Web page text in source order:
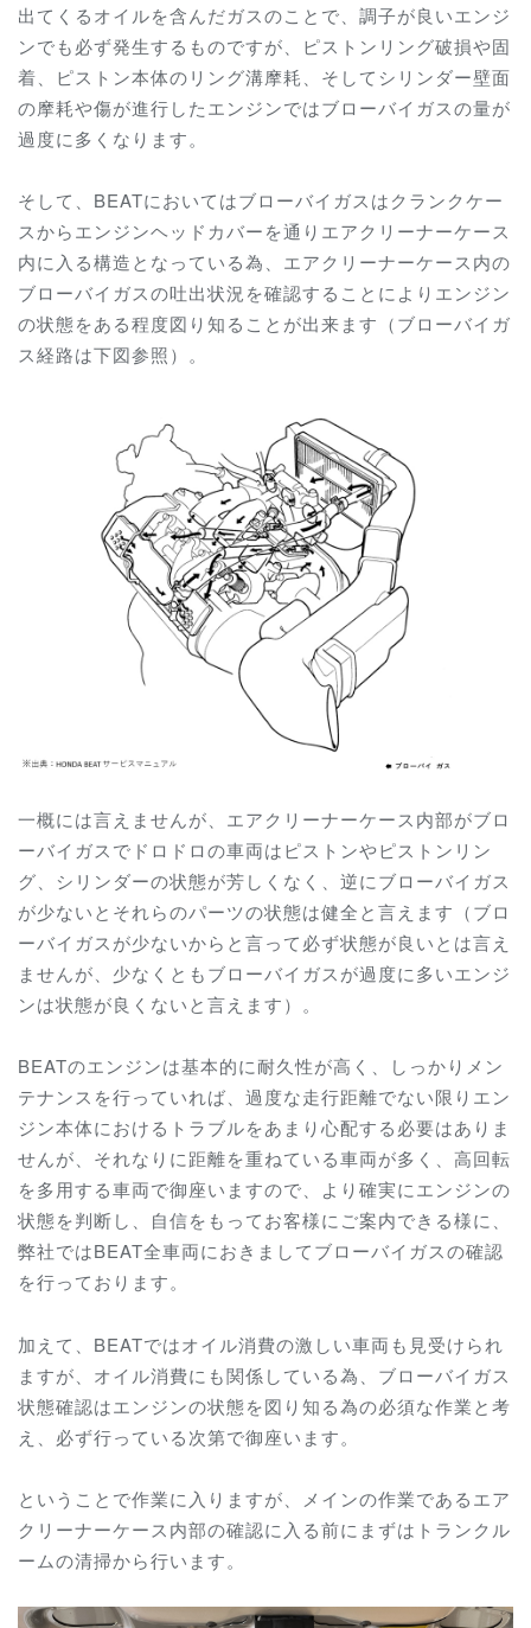
出てくるオイルを含んだガスのことで、調子が良いエンジ
ンでも必ず発生するものですが、ピストンリング破損や固
着、ピストン本体のリング溝摩耗、そしてシリンダー壁面
の摩耗や傷が進行したエンジンではブローバイガスの量が
過度に多くなります。
そして、BEATにおいてはブローバイガスはクランクケー
スからエンジンヘッドカバーを通りエアクリーナーケース
内に入る構造となっている為、エアクリーナーケース内の
ブローバイガスの吐出状況を確認することによりエンジン
の状態をある程度図り知ることが出来ます（ブローバイガ
ス経路は下図参照）。
一概には言えませんが、エアクリーナーケース内部がブロ
ーバイガスでドロドロの車両はピストンやピストンリン
グ、シリンダーの状態が芳しくなく、逆にブローバイガス
が少ないとそれらのパーツの状態は健全と言えます（ブロ
ーバイガスが少ないからと言って必ず状態が良いとは言え
ませんが、少なくともブローバイガスが過度に多いエンジ
ンは状態が良くないと言えます）。
BEATのエンジンは基本的に耐久性が高く、しっかりメン
テナンスを行っていれば、過度な走行距離でない限りエン
ジン本体におけるトラブルをあまり心配する必要はありま
せんが、それなりに距離を重ねている車両が多く、高回転
を多用する車両で御座いますので、より確実にエンジンの
状態を判断し、自信をもってお客様にご案内できる様に、
弊社ではBEAT全車両におきましてブローバイガスの確認
を行っております。
加えて、BEATではオイル消費の激しい車両も見受けられ
ますが、オイル消費にも関係している為、ブローバイガス
状態確認はエンジンの状態を図り知る為の必須な作業と考
え、必ず行っている次第で御座います。
ということで作業に入りますが、メインの作業であるエア
クリーナーケース内部の確認に入る前にまずはトランクル
ームの清掃から行います。